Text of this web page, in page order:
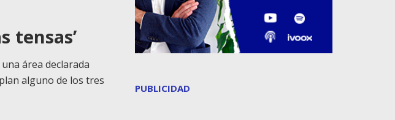
tensas’
área declarada
alguno de los tres
PUBLICIDAD